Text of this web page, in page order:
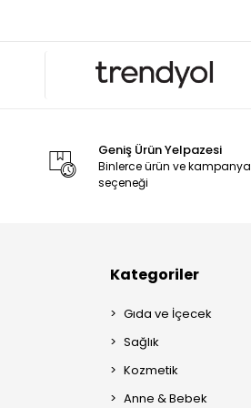
Geniş Ürün Yelpazesi
Binlerce ürün ve kampanya
seçeneği
Kategoriler
Gıda ve İçecek
Sağlık
Kozmetik
Anne & Bebek